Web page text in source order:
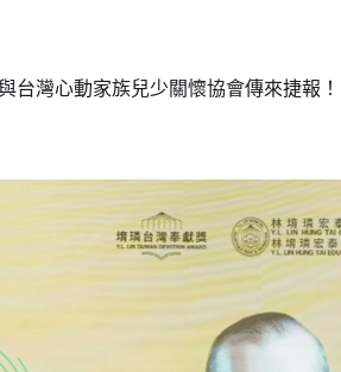
灣心動家族兒少關懷協會傳來捷報